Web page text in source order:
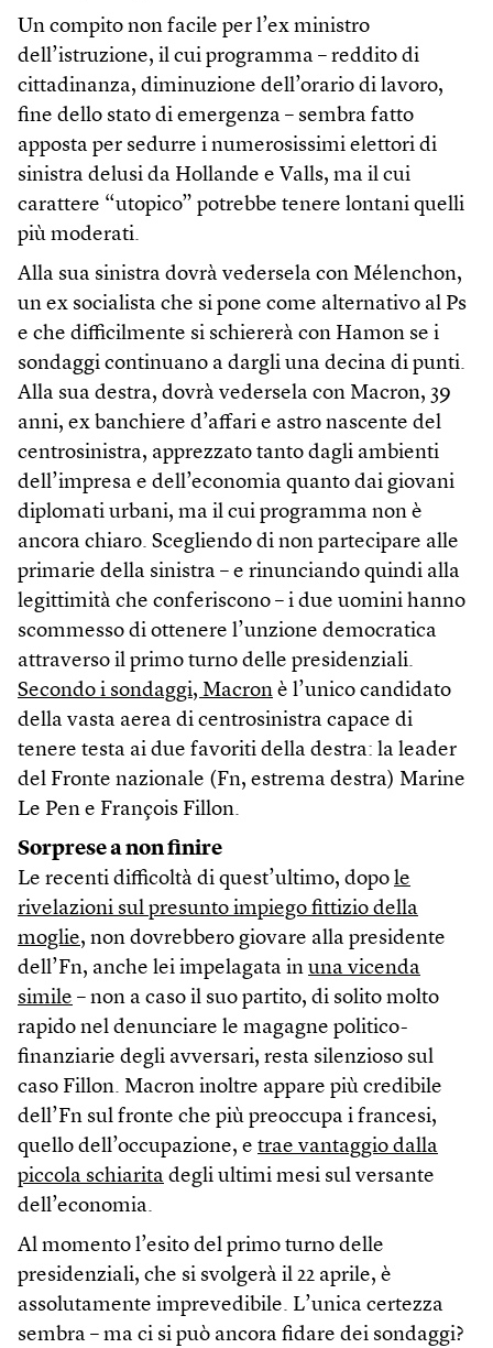
Un compito non facile per l’ex ministro
dell’istruzione, il cui programma – reddito di
cittadinanza, diminuzione dell’orario di lavoro,
fine dello stato di emergenza – sembra fatto
apposta per sedurre i numerosissimi elettori di
sinistra delusi da Hollande e Valls, ma il cui
carattere “utopico” potrebbe tenere lontani quelli
più moderati.
Alla sua sinistra dovrà vedersela con Mélenchon,
un ex socialista che si pone come alternativo al Ps
e che difficilmente si schiererà con Hamon se i
sondaggi continuano a dargli una decina di punti.
Alla sua destra, dovrà vedersela con Macron, 39
anni, ex banchiere d’affari e astro nascente del
centrosinistra, apprezzato tanto dagli ambienti
dell’impresa e dell’economia quanto dai giovani
diplomati urbani, ma il cui programma non è
ancora chiaro. Scegliendo di non partecipare alle
primarie della sinistra – e rinunciando quindi alla
legittimità che conferiscono – i due uomini hanno
scommesso di ottenere l’unzione democratica
attraverso il primo turno delle presidenziali.
Secondo i sondaggi, Macron è l’unico candidato
della vasta aerea di centrosinistra capace di
tenere testa ai due favoriti della destra: la leader
del Fronte nazionale (Fn, estrema destra) Marine
Le Pen e François Fillon.
Sorprese a non finire
Le recenti difficoltà di quest’ultimo, dopo le
rivelazioni sul presunto impiego fittizio della
moglie, non dovrebbero giovare alla presidente
dell’Fn, anche lei impelagata in una vicenda
simile – non a caso il suo partito, di solito molto
rapido nel denunciare le magagne politico-
finanziarie degli avversari, resta silenzioso sul
caso Fillon. Macron inoltre appare più credibile
dell’Fn sul fronte che più preoccupa i francesi,
quello dell’occupazione, e trae vantaggio dalla
piccola schiarita degli ultimi mesi sul versante
dell’economia.
Al momento l’esito del primo turno delle
presidenziali, che si svolgerà il 22 aprile, è
assolutamente imprevedibile. L’unica certezza
sembra – ma ci si può ancora fidare dei sondaggi?